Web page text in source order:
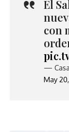
El
con
—
May